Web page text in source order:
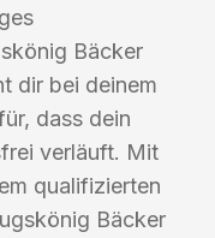
Bäcker
dir bei deinem
dass dein
verläuft. Mit
qualifizierten
Bäcker